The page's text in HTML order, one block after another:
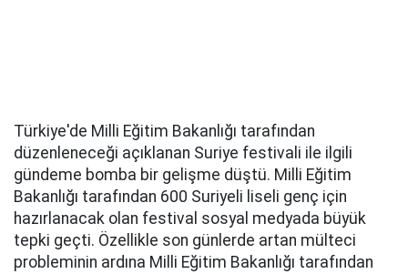
Türkiye'de Milli Eğitim Bakanlığı tarafından
düzenleneceği açıklanan Suriye festivali ile ilgili
gündeme bomba bir gelişme düştü. Milli Eğitim
Bakanlığı tarafından 600 Suriyeli liseli genç için
hazırlanacak olan festival sosyal medyada büyük
tepki geçti. Özellikle son günlerde artan mülteci
probleminin ardına Milli Eğitim Bakanlığı tarafından